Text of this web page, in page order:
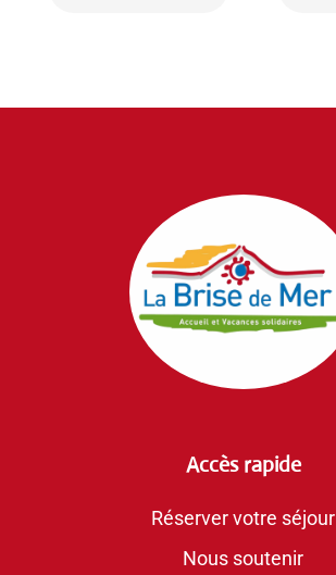
Accès rapide
Réserver votre séjour
Nous soutenir